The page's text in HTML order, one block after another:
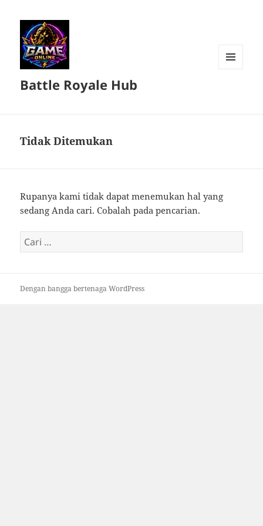
Battle Royale Hub
Tidak Ditemukan
Rupanya kami tidak dapat menemukan hal yang
sedang Anda cari. Cobalah pada pencarian.
Cari
untuk:
Dengan bangga bertenaga WordPress